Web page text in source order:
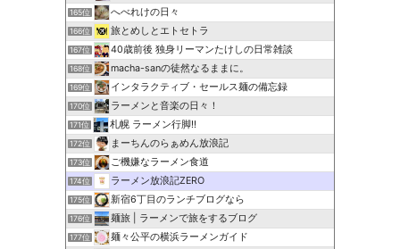
165位 へべれけの日々
166位 旅とめしとエトセトラ
167位 40歳前後 独身リーマンたけしの日常雑談
168位 macha-sanの徒然なるままに。
169位 インタラクティブ・セールス麺の備忘録
170位 ラーメンと音楽の日々！
171位 札幌 ラーメン行脚!!
172位 まーちんのらぁめん放浪記
173位 ご機嫌なラーメン食道
174位 ラーメン放浪記ZERO
175位 新宿6丁目のランチブログなら
176位 麺旅 | ラーメンで旅をするブログ
177位 麺々公平の横浜ラーメンガイド